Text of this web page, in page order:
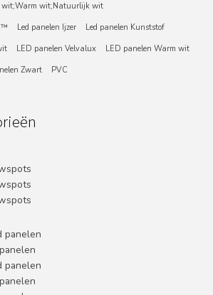
wit;Warm wit;Natuurlijk wit
Led panelen Ijzer
Led panelen Kunststof
LED panelen Velvalux
LED panelen Warm wit
Zwart PVC
panelen
panelen